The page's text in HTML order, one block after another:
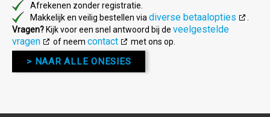
Afrekenen zonder registratie.
Makkelijk en veilig bestellen via diverse betaalopties
Vragen? Kijk voor een snel antwoord bij de veelgestelde
vragen
of neem contact met ons op.
> NAAR ALLE ONESIES